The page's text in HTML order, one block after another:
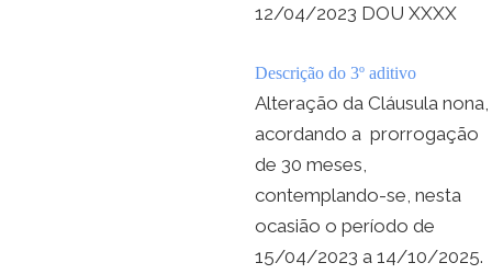
12/04/2023 DOU XXXX
Descrição do 3º aditivo
Alteração da Cláusula nona,
acordando a prorrogação
de 30 meses,
contemplando-se, nesta
ocasião o período de
15/04/2023 a 14/10/2025.